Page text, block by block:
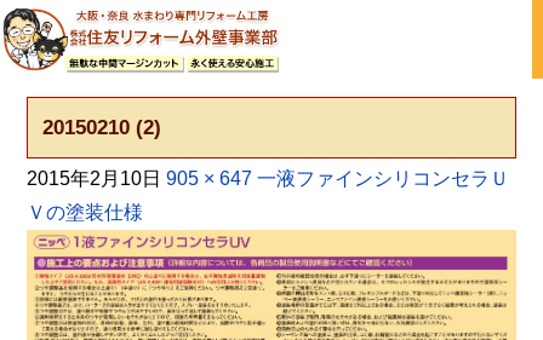
20150210 (2)
2015年2月10日 905 × 647 一液ファインシリコンセラＵ
Ｖの塗装仕様